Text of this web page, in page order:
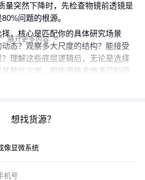
量突然下降时，先检查物镜前透镜是
问题的根源。
，核心是匹配你的具体研究场景
态？观察多大尺度的结构？能接受
理解这些底层逻辑后，无论是选择
替代方案，都能更精准地满足科研
展开更多内容 
想找货源？